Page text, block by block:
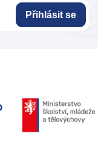
Přihlásit se